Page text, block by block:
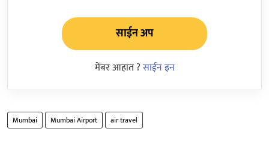
साईन अप
मेंबर आहात ?साईन इन
Mumbai Mumbai Airport air travel